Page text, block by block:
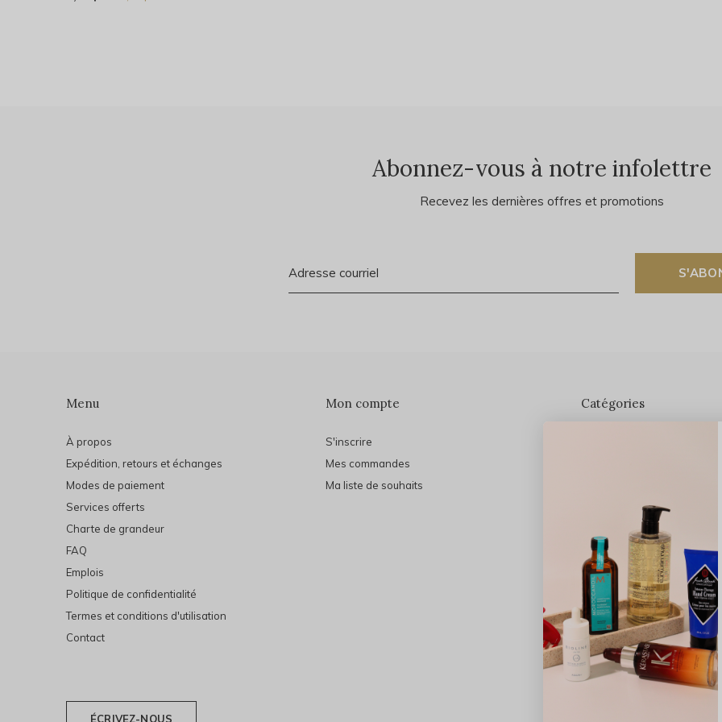
Abonnez-vous à notre infolettre
Recevez les dernières offres et promotions
Menu
À propos
Expédition, retours et échanges
Modes de paiement
Services offerts
Charte de grandeur
FAQ
Emplois
Politique de confidentialité
Termes et conditions d'utilisation
Contact
Mon compte
S'inscrire
Mes commandes
Ma liste de souhaits
Catégories
Soins du visage
Maquillage
Bain et Corps
Bijoux
ÉCRIVEZ-NOUS